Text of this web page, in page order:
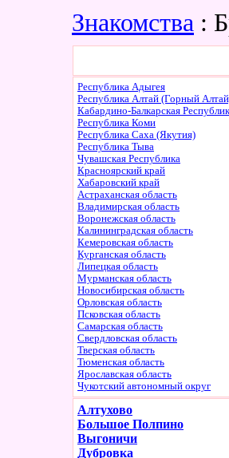
Знакомства :
Республика Адыгея
Республика Алтай (Горный
Кабардино-Балкарская
Республика Коми
Республика Саха (Якутия)
Республика Тыва
Чувашская Республика
Красноярский край
Хабаровский край
Астраханская область
Владимирская область
Воронежская область
Калининградская область
Кемеровская область
Курганская область
Липецкая область
Мурманская область
Новосибирская область
Орловская область
Псковская область
Самарская область
Свердловская область
Тверская область
Тюменская область
Ярославская область
Чукотский автономный округ
Алтухово
Большое Полпино
Выгоничи
Дубровка